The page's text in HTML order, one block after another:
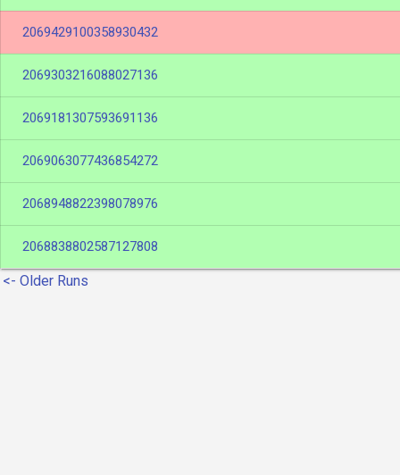
2069429100358930432
2069303216088027136
2069181307593691136
2069063077436854272
2068948822398078976
2068838802587127808
<- Older Runs